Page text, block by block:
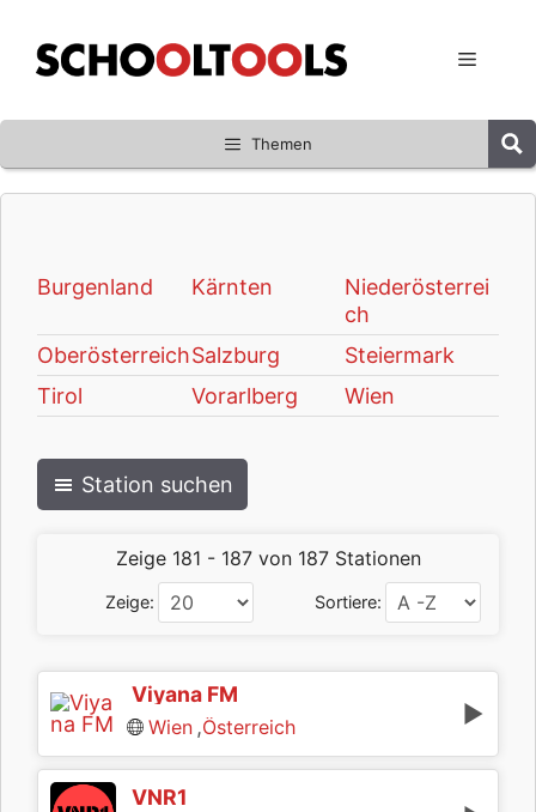
Inhalt
springen
Menü
Themen
Burgenland Kärnten
Niederösterrei
ch
OberösterreichSalzburg
Steiermark
Tirol
Vorarlberg Wien
Station suchen
Zeige 181 - 187 von 187 Stationen
Zeige: Sortiere:
Viyana FM
Wien ,Österreich
VNR1